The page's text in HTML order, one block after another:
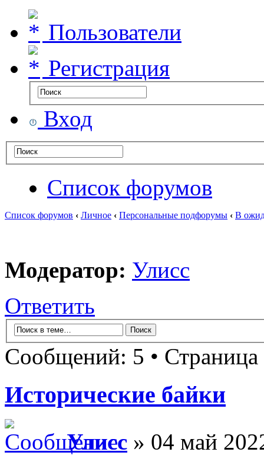
Пользователи
Регистрация
Вход
Список форумов
Список форумов ‹ Личное ‹ Персональные подфорумы ‹ В
Модератор: Улисс
Ответить
Сообщений: 5 • Страница
Исторические байки
Улисс » 04 май